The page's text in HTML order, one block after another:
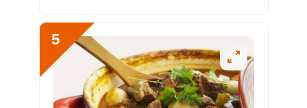
Фтор
Хром 93.5 мкг 50 мкг 6.4 46.7
34.4 мг 12 мг 9.8 71.7
5